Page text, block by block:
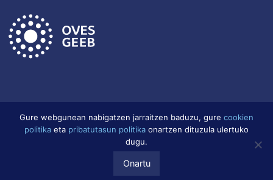
Datu babes politika Cookien Politika
Gure webgunean nabigatzen jarraitzen baduzu, gure cookien
politika eta pribatutasun politika onartzen dituzula ulertuko
dugu.
Onartu